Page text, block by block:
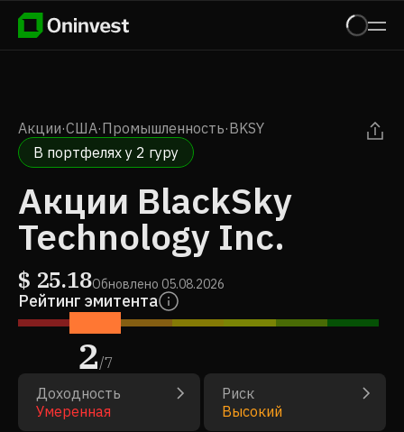
Акции·США·Промышленность·BKSY
В портфелях у 2 гуру
Акции BlackSky
Technology Inc.
$ 25.18Обновлено 05.08.2026
Рейтинг эмитента
2/7
Доходность
Умеренная
Риск
Высокий